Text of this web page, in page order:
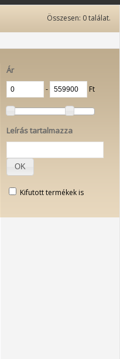
Összesen: 0találat.
Ár
‐ Ft
Leírás tartalmazza
OK
Kifutott termékek is